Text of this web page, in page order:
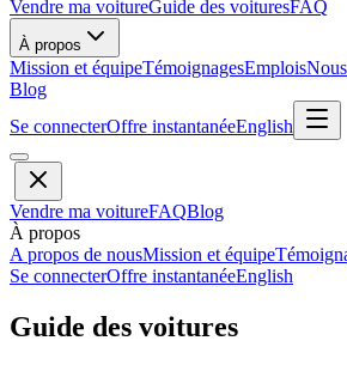
Vendre ma voitureGuide des voituresFAQ
À propos
Mission et équipeTémoignagesEmplois
Blog
Se connecterOffre instantanéeEnglish
Vendre ma voitureFAQBlog
À propos
A propos de nousMission et équipe
Se connecterOffre instantanéeEnglish
Guide des voitures